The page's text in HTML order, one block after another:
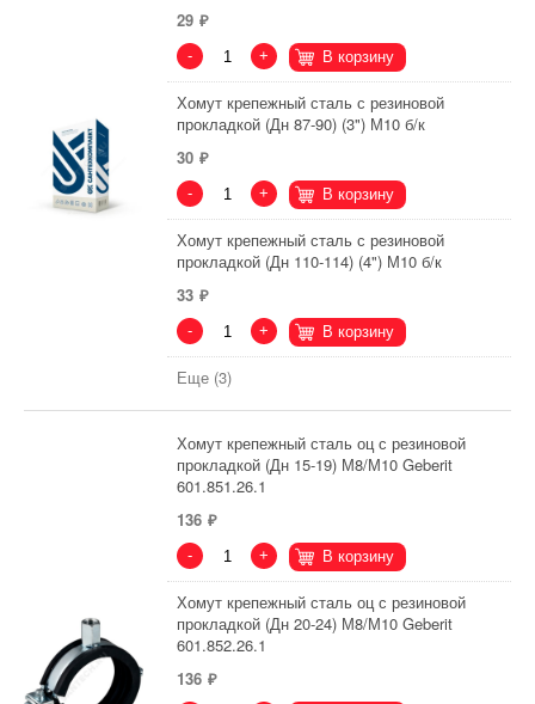
29
- + В корзину
Хомут крепежный сталь с резиновой
прокладкой (Дн 87-90) (3") М10 б/к
30
- + В корзину
Хомут крепежный сталь с резиновой
прокладкой (Дн 110-114) (4") М10 б/к
33
- + В корзину
Еще (3)
Хомут крепежный сталь оц с резиновой
прокладкой (Дн 15-19) М8/М10 Geberit
601.851.26.1
136
- + В корзину
Хомут крепежный сталь оц с резиновой
прокладкой (Дн 20-24) М8/М10 Geberit
601.852.26.1
136